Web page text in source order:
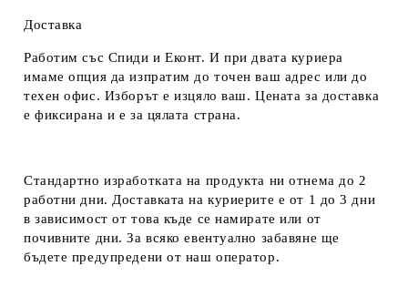
Доставка
Работим със Спиди и Еконт. И при двата куриера
имаме опция да изпратим до точен ваш адрес или до
техен офис. Изборът е изцяло ваш. Цената за доставка
е фиксирана и е за цялата страна.
Стандартно изработката на продукта ни отнема до 2
работни дни. Доставката на куриерите е от 1 до 3 дни
в зависимост от това къде се намирате или от
почивните дни. За всяко евентуално забавяне ще
бъдете предупредени от наш оператор.